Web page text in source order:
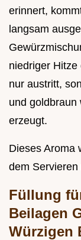
erinnert,
langsam
niedriger
nur austritt,
und goldbraun
erzeugt.
Dieses Aroma
dem
Füllung
Beilagen
Würzigen